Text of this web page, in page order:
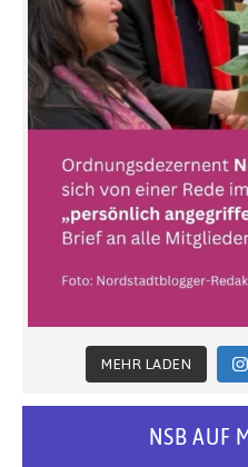
MEHR LADEN
NSB AUF